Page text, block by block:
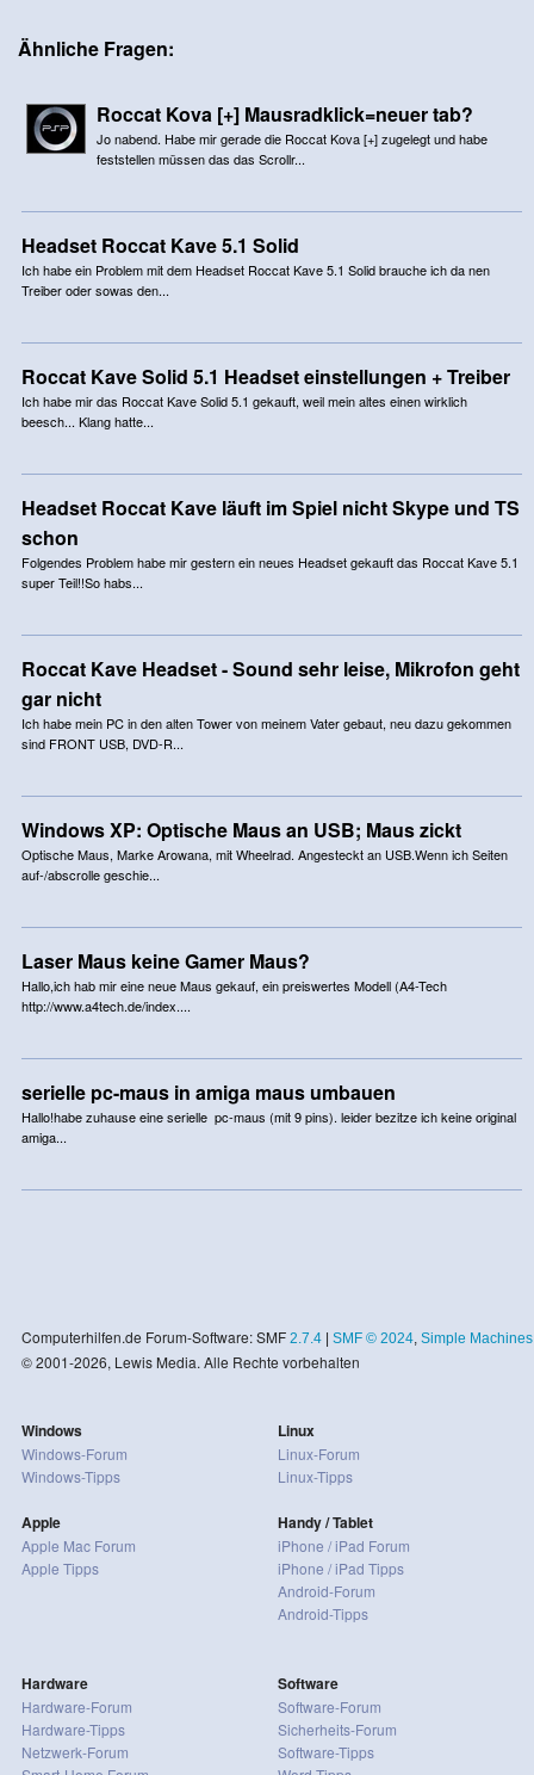
Ähnliche Fragen:
Roccat Kova [+] Mausradklick=neuer tab?
Jo nabend. Habe mir gerade die Roccat Kova [+] zugelegt und habe
feststellen müssen das das Scrollr...
Headset Roccat Kave 5.1 Solid
Ich habe ein Problem mit dem Headset Roccat Kave 5.1 Solid brauche ich da nen
Treiber oder sowas den...
Roccat Kave Solid 5.1 Headset einstellungen + Treiber
Ich habe mir das Roccat Kave Solid 5.1 gekauft, weil mein altes einen wirklich
beesch... Klang hatte...
Headset Roccat Kave läuft im Spiel nicht Skype und TS
schon
Folgendes Problem habe mir gestern ein neues Headset gekauft das Roccat Kave 5.1
super Teil!!So habs...
Roccat Kave Headset - Sound sehr leise, Mikrofon geht
gar nicht
Ich habe mein PC in den alten Tower von meinem Vater gebaut, neu dazu gekommen
sind FRONT USB, DVD-R...
Windows XP: Optische Maus an USB; Maus zickt
Optische Maus, Marke Arowana, mit Wheelrad. Angesteckt an USB.Wenn ich Seiten
auf-/abscrolle geschie...
Laser Maus keine Gamer Maus?
Hallo,ich hab mir eine neue Maus gekauf, ein preiswertes Modell (A4-Tech
http://www.a4tech.de/index....
serielle pc-maus in amiga maus umbauen
Hallo!habe zuhause eine serielle pc-maus (mit 9 pins). leider bezitze ich keine original
amiga...
Computerhilfen.de Forum-Software: SMF 2.7.4| SMF © 2024, Simple Machines
© 2001-2026, Lewis Media. Alle Rechte vorbehalten
Windows
Windows-Forum
Windows-Tipps
Apple
Apple Mac Forum
Apple Tipps
Linux
Linux-Forum
Linux-Tipps
Handy / Tablet
iPhone / iPad Forum
iPhone / iPad Tipps
Android-Forum
Android-Tipps
Hardware
Hardware-Forum
Hardware-Tipps
Netzwerk-Forum
Software
Software-Forum
Sicherheits-Forum
Software-Tipps